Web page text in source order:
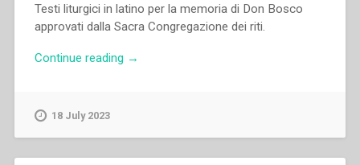
Testi liturgici in latino per la memoria di Don Bosco
approvati dalla Sacra Congregazione dei riti.
Continue reading “Camillo
→
18 July 2023